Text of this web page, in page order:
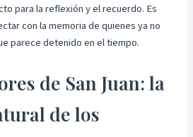
para la reflexión y el recuerdo. Es
con la memoria de quienes ya no
parece detenido en el tiempo.
de San Juan: la
de los